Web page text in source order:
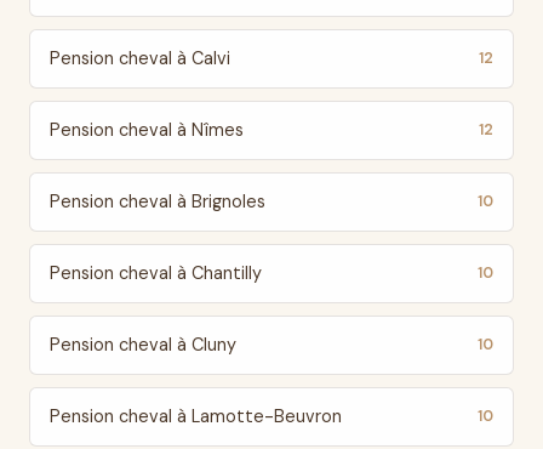
Pension cheval à Calvi 12
Pension cheval à Nîmes 12
Pension cheval à Brignoles 10
Pension cheval à Chantilly 10
Pension cheval à Cluny 10
Pension cheval à Lamotte-Beuvron 10